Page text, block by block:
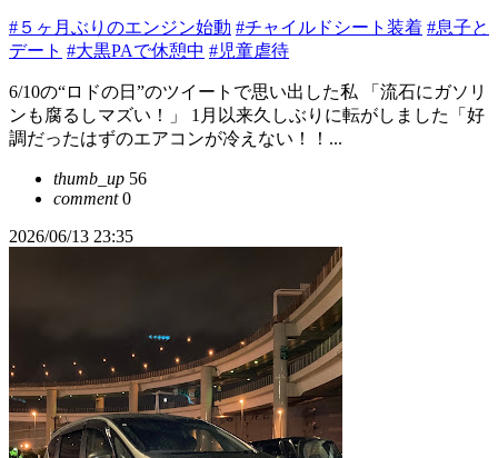
#５ヶ月ぶりのエンジン始動 #チャイルドシート装着 #息子と
デート #大黒PAで休憩中 #児童虐待
6/10の“ロドの日”のツイートで思い出した私 「流石にガソリ
ンも腐るしマズい！」 1月以来久しぶりに転がしました「好
調だったはずのエアコンが冷えない！！...
thumb_up 56
comment0
2026/06/13 23:35